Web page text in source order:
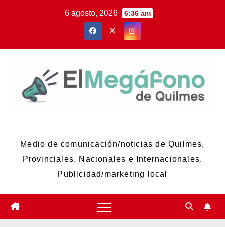
6 agosto, 2026 6:36 am
Medio de comunicación/noticias de Quilmes,
Provinciales. Nacionales e Internacionales.
Publicidad/marketing local